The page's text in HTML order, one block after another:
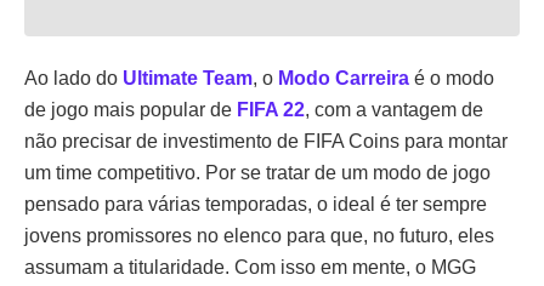
Ao lado do Ultimate Team, o Modo Carreira é o modo
de jogo mais popular de FIFA 22, com a vantagem de
não precisar de investimento de FIFA Coins para montar
um time competitivo. Por se tratar de um modo de jogo
pensado para várias temporadas, o ideal é ter sempre
jovens promissores no elenco para que, no futuro, eles
assumam a titularidade. Com isso em mente, o MGG